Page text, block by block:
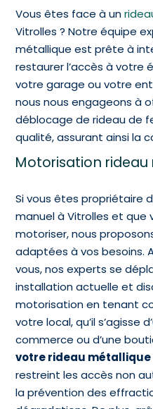
Vous êtes face à un
Vitrolles ? Notre équipe
métallique est prête à
restaurer l’accès à votre
votre garage ou votre
nous nous engageons à
déblocage de rideau de
qualité, assurant ainsi la
Motorisation
Si vous êtes propriétaire
manuel à Vitrolles et que
motoriser, nous
adaptées à vos besoins.
vous, nos experts se
installation actuelle et
motorisation en tenant
votre local, qu’il s’agisse
commerce ou d’une
votre rideau métallique
restreint les accès non
la prévention des